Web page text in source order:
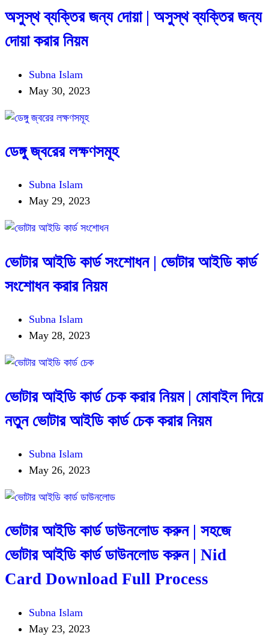
অসুস্থ ব্যক্তির জন্য দোয়া | অসুস্থ ব্যক্তির জন্য
দোয়া করার নিয়ম
Subna Islam
May 30, 2023
ডেঙ্গু জ্বরের লক্ষণসমূহ
Subna Islam
May 29, 2023
ভোটার আইডি কার্ড সংশোধন | ভোটার আইডি কার্ড
সংশোধন করার নিয়ম
Subna Islam
May 28, 2023
ভোটার আইডি কার্ড চেক করার নিয়ম | মোবাইল দিয়ে
নতুন ভোটার আইডি কার্ড চেক করার নিয়ম
Subna Islam
May 26, 2023
ভোটার আইডি কার্ড ডাউনলোড করুন | সহজে
ভোটার আইডি কার্ড ডাউনলোড করুন | Nid
Card Download Full Process
Subna Islam
May 23, 2023